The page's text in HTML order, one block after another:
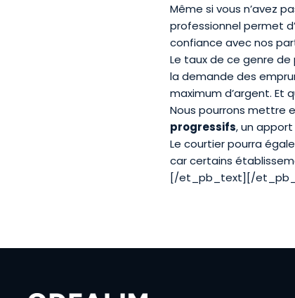
Même si vous n’avez
professionnel permet
confiance avec nos
Le taux de ce genre
la demande des
maximum d’argent. Et
Nous pourrons mettre
progressifs, un
Le courtier pourra
car certains
[/et_pb_text][/